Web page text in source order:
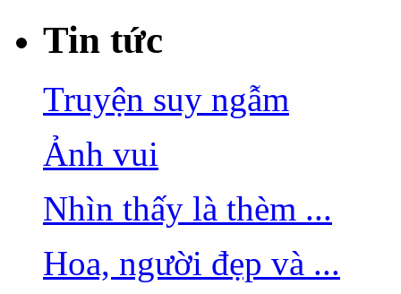
Tin tức
Truyện suy ngẫm
Ảnh vui
Nhìn thấy là thèm ...
Hoa, người đẹp và ...